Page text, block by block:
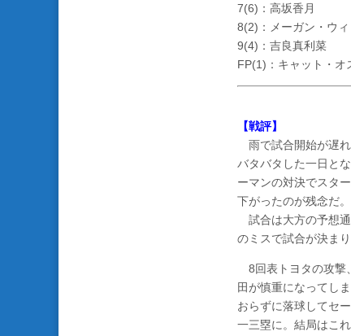
7(6)：高坂香月
8(2)：メーガン・ウィ
9(4)：吉良真利菜
FP(1)：キャット・オ
【戦評】
雨で試合開始が遅れ
バタバタした一日と
ーマンの対決でスタ
下がったのが残念だ。
試合は大方の予想
のミスで試合が決ま
8回表トヨタの攻撃
田が慎重になってし
おらずに落球してセ
一三塁に。結局はこ